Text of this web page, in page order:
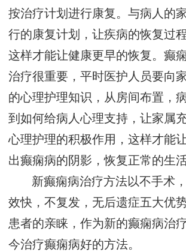
按治疗计划进行康复。与病人的
行的康复计划，让疾病的恢复过
这样才能让健康更早的恢复。癫
治疗很重要，平时医护人员要向
的心理护理知识，从房间布置，
到如何给病人心理支持，让家属
心理护理的积极作用，这样才能
出癫痫病的阴影，恢复正常的生活
新癫痫病治疗方法以不手术
效快，不复发，无后遗症五大优
患者的亲睐，作为新的癫痫病治
今治疗癫痫病好的方法。